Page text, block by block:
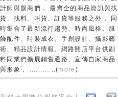
計師與盤商們， 最齊全的商品資訊與找
貨、找料、叫貨、訂貨等服務之外， 同
時集合了最新流行趨勢、時尚風格、服
飾配件、時裝成衣、手創設計、攝影藝
術、精品設計情報、網路開店平台供副
料同業們擴展銷售通路、宣傳自家商品
與形象， ............(more )